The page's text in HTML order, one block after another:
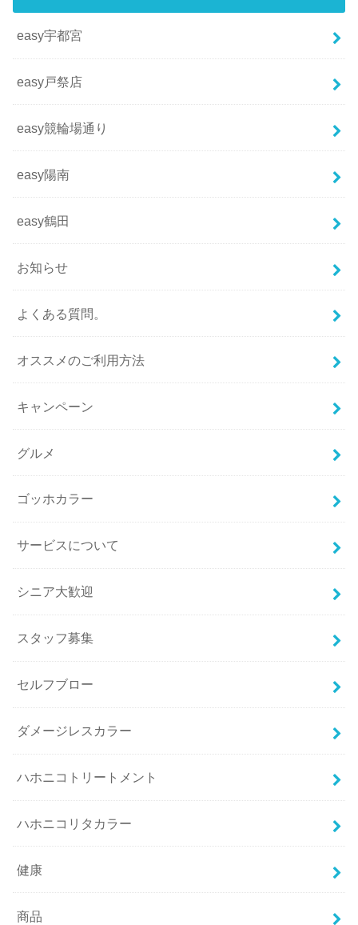
easy宇都宮
easy戸祭店
easy競輪場通り
easy陽南
easy鶴田
お知らせ
よくある質問。
オススメのご利用方法
キャンペーン
グルメ
ゴッホカラー
サービスについて
シニア大歓迎
スタッフ募集
セルフブロー
ダメージレスカラー
ハホニコトリートメント
ハホニコリタカラー
健康
商品